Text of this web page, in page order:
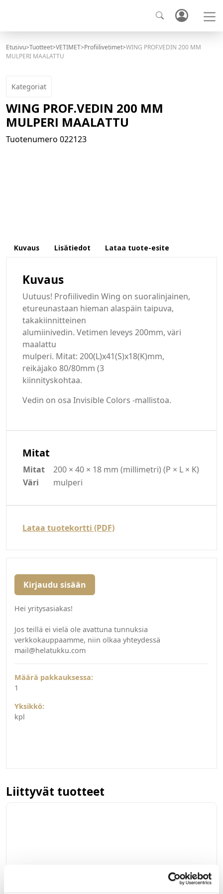
Etusivu Tuotteet VETIMET Profiilivetimet WING PROF.VEDIN 200 MM
MULPERI MAALATTU
Kategoriat
WING PROF.VEDIN 200 MM
MULPERI MAALATTU
Tuotenumero 022123
Kuvaus Lisätiedot Lataa tuote-esite
Kuvaus
Uutuus! Profiilivedin Wing on suoralinjainen,
etureunastaan hieman alaspäin taipuva,
takakiinnitteinen
alumiinivedin. Vetimen leveys 200mm, väri
maalattu
mulperi. Mitat: 200(L)x41(S)x18(K)mm,
reikäjako 80/80mm (3
kiinnityskohtaa.
Vedin on osa Invisible Colors -mallistoa.
Mitat
Mitat
200 × 40 × 18 mm (millimetri) (P × L × K)
Väri
mulperi
Lataa tuotekortti (PDF)
Kirjaudu sisään
Hei yritysasiakas!
Jos teillä ei vielä ole avattuna tunnuksia
verkkokauppaamme, niin olkaa yhteydessä
mail@helatukku.com
Määrä pakkauksessa:
1
Yksikkö:
kpl
Liittyvät tuotteet